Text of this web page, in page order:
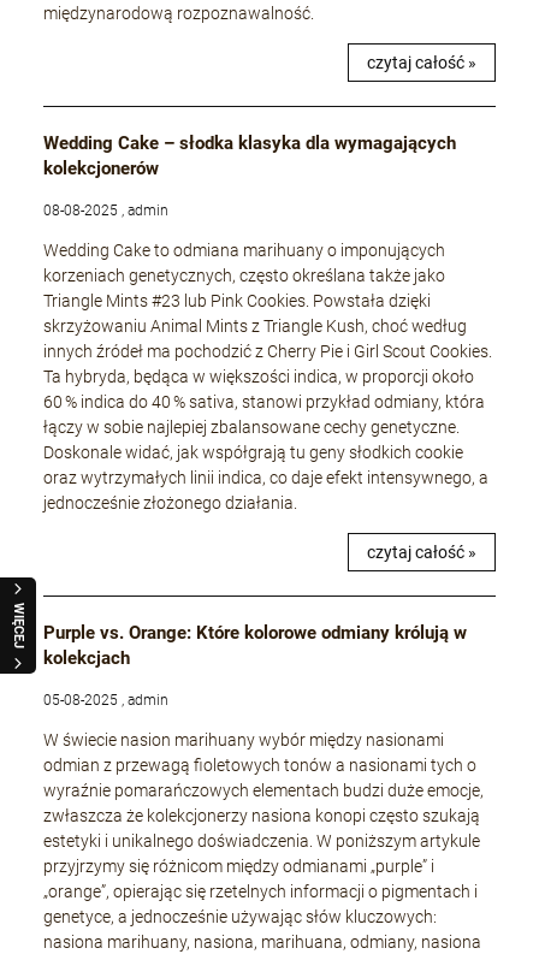
WIĘCEJ
międzynarodową rozpoznawalność.
czytaj całość »
Wedding Cake – słodka klasyka dla wymagających
kolekcjonerów
08-08-2025 , admin
Wedding Cake to odmiana marihuany o imponujących
korzeniach genetycznych, często określana także jako
Triangle Mints #23 lub Pink Cookies. Powstała dzięki
skrzyżowaniu Animal Mints z Triangle Kush, choć według
innych źródeł ma pochodzić z Cherry Pie i Girl Scout Cookies.
Ta hybryda, będąca w większości indica, w proporcji około
60 % indica do 40 % sativa, stanowi przykład odmiany, która
łączy w sobie najlepiej zbalansowane cechy genetyczne.
Doskonale widać, jak współgrają tu geny słodkich cookie
oraz wytrzymałych linii indica, co daje efekt intensywnego, a
jednocześnie złożonego działania.
czytaj całość »
Purple vs. Orange: Które kolorowe odmiany królują w
kolekcjach
05-08-2025 , admin
W świecie nasion marihuany wybór między nasionami
odmian z przewagą fioletowych tonów a nasionami tych o
wyraźnie pomarańczowych elementach budzi duże emocje,
zwłaszcza że kolekcjonerzy nasiona konopi często szukają
estetyki i unikalnego doświadczenia. W poniższym artykule
przyjrzymy się różnicom między odmianami „purple” i
„orange”, opierając się rzetelnych informacji o pigmentach i
genetyce, a jednocześnie używając słów kluczowych:
nasiona marihuany, nasiona, marihuana, odmiany, nasiona